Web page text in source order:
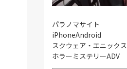
パラノマサイト
iPhoneAndroid
スクウェア・エニックス
ホラーミステリーADV